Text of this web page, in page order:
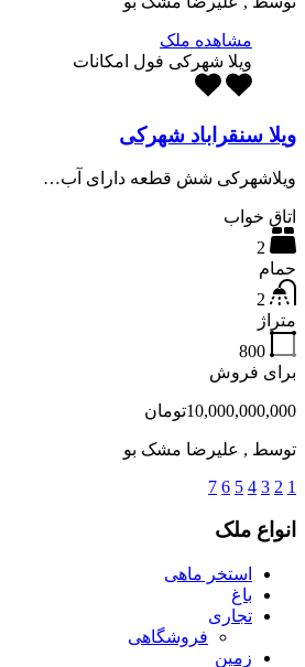
مشاهده ملک
ویلا شهرکی فول امکانات
ویلا سنقراباد شهرکی
ویلاشهرکی شش قطعه دارای آب…
اتاق خواب
2
حمام
2
متراژ
800
برای فروش
10,000,000,000تومان
توسط , علیرضا مشک بو
1
2
3
4
5
6
7
انواع ملک
استخر ماهی
باغ
تجاری
فروشگاهی
زمین